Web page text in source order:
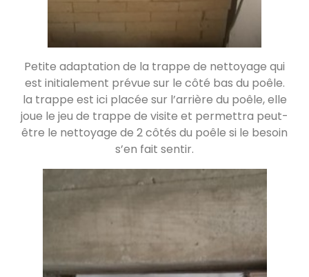
Saint-Flour-l'Étang 63520
Triors 26750
Oxalibre M avec range buches et
manchon UZUME
Emmerin 59320
Oxalibre L ferronnerie Uzume
La Chapelle-Agnon 63590
Poêle de masse â Ivry sur Seine
Ivry-sur-Seine 94200
Petite adaptation de la trappe de nettoyage qui
est initialement prévue sur le côté bas du poêle.
la trappe est ici placée sur l’arrière du poêle, elle
joue le jeu de trappe de visite et permettra peut-
être le nettoyage de 2 côtés du poêle si le besoin
s’en fait sentir.